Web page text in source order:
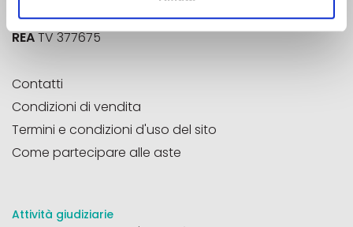
P.Iva04785020266
REATV 377675
Contatti
Condizioni di vendita
Termini e condizioni d'uso del sito
Come partecipare alle aste
Attività giudiziarie